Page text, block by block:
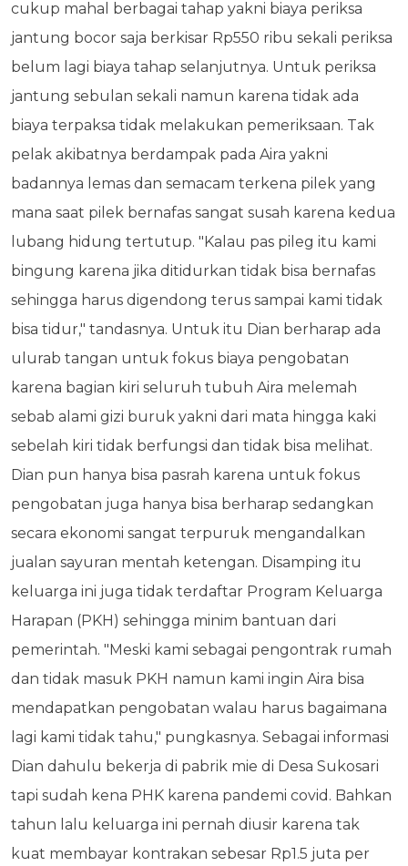
cukup mahal berbagai tahap yakni biaya periksa
jantung bocor saja berkisar Rp550 ribu sekali periksa
belum lagi biaya tahap selanjutnya. Untuk periksa
jantung sebulan sekali namun karena tidak ada
biaya terpaksa tidak melakukan pemeriksaan. Tak
pelak akibatnya berdampak pada Aira yakni
badannya lemas dan semacam terkena pilek yang
mana saat pilek bernafas sangat susah karena kedua
lubang hidung tertutup. "Kalau pas pileg itu kami
bingung karena jika ditidurkan tidak bisa bernafas
sehingga harus digendong terus sampai kami tidak
bisa tidur," tandasnya. Untuk itu Dian berharap ada
ulurab tangan untuk fokus biaya pengobatan
karena bagian kiri seluruh tubuh Aira melemah
sebab alami gizi buruk yakni dari mata hingga kaki
sebelah kiri tidak berfungsi dan tidak bisa melihat.
Dian pun hanya bisa pasrah karena untuk fokus
pengobatan juga hanya bisa berharap sedangkan
secara ekonomi sangat terpuruk mengandalkan
jualan sayuran mentah ketengan. Disamping itu
keluarga ini juga tidak terdaftar Program Keluarga
Harapan (PKH) sehingga minim bantuan dari
pemerintah. "Meski kami sebagai pengontrak rumah
dan tidak masuk PKH namun kami ingin Aira bisa
mendapatkan pengobatan walau harus bagaimana
lagi kami tidak tahu," pungkasnya. Sebagai informasi
Dian dahulu bekerja di pabrik mie di Desa Sukosari
tapi sudah kena PHK karena pandemi covid. Bahkan
tahun lalu keluarga ini pernah diusir karena tak
kuat membayar kontrakan sebesar Rp1.5 juta per